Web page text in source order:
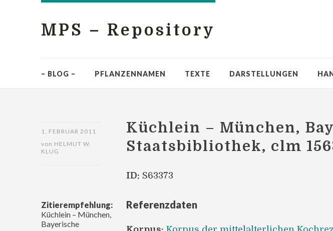
MPS – Repository
– BLOG – PFLANZENNAMEN TEXTE DARSTELLUNGEN
1. FEBRUAR 2011
von HELMUT W.
KLUG
Küchlein – München,
Staatsbibliothek, clm
ID: S63373
Referenzdaten
Zitierempfehlung:
Küchlein – München,
Bayerische